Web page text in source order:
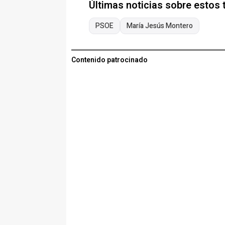
Últimas noticias sobre estos
PSOE María Jesús Montero
Contenido patrocinado